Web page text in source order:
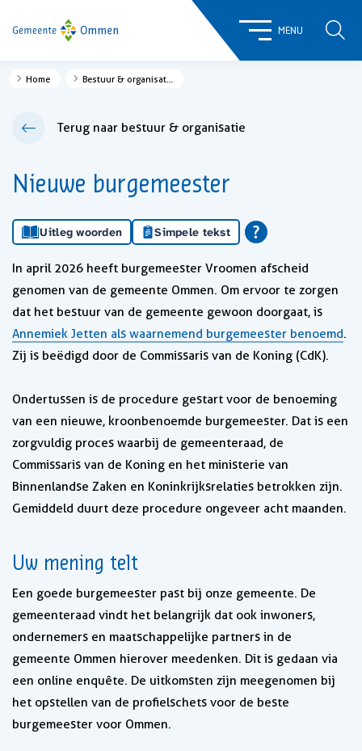
MENU
Home Bestuur & organisatie
Terug naar bestuur & organisatie
Nieuwe burgemeester
Uitleg woorden Simpele tekst
In april 2026 heeft burgemeester Vroomen afscheid
genomen van de gemeente Ommen. Om ervoor te zorgen
dat het bestuur van de gemeente gewoon doorgaat, is
Annemiek Jetten als waarnemend burgemeester benoemd.
Zij is beëdigd door de Commissaris van de Koning (CdK).
Ondertussen is de procedure gestart voor de benoeming
van een nieuwe, kroonbenoemde burgemeester. Dat is een
zorgvuldig proces waarbij de gemeenteraad, de
Commissaris van de Koning en het ministerie van
Binnenlandse Zaken en Koninkrijksrelaties betrokken zijn.
Gemiddeld duurt deze procedure ongeveer acht maanden.
Uw mening telt
Een goede burgemeester past bij onze gemeente. De
gemeenteraad vindt het belangrijk dat ook inwoners,
ondernemers en maatschappelijke partners in de
gemeente Ommen hierover meedenken. Dit is gedaan via
een online enquête. De uitkomsten zijn meegenomen bij
het opstellen van de profielschets voor de beste
burgemeester voor Ommen.